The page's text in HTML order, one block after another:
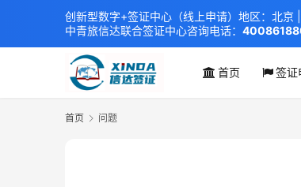
首页 签证
首页 问题
创新型数字+签证中心（线上申请）地区：北京 |
中青旅信达联合签证中心咨询电话：
xindavisa01 免责声明：本站非政府网站，不
外交部认证 单（双认证），海牙认证。